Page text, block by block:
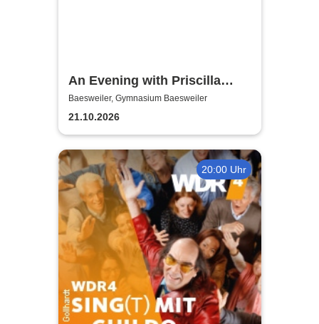
An Evening with Priscilla
Presley
Baesweiler, Gymnasium Baesweiler
21.10.2026
20:00 Uhr